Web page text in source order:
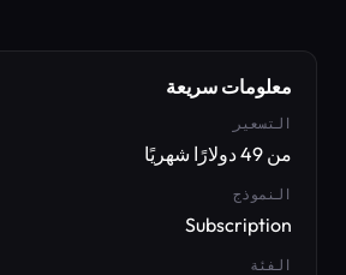
معلومات سريعة
التسعير
من 49 دولارًا شهريًا
النموذج
Subscription
الفئة